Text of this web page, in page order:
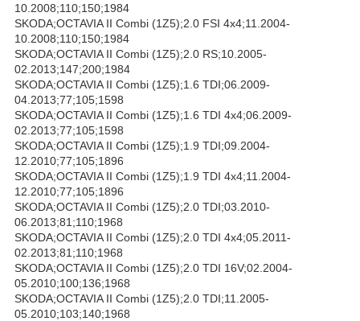
10.2008;110;150;1984
SKODA;OCTAVIA II Combi (1Z5);2.0 FSI 4x4;11.2004-
10.2008;110;150;1984
SKODA;OCTAVIA II Combi (1Z5);2.0 RS;10.2005-
02.2013;147;200;1984
SKODA;OCTAVIA II Combi (1Z5);1.6 TDI;06.2009-
04.2013;77;105;1598
SKODA;OCTAVIA II Combi (1Z5);1.6 TDI 4x4;06.2009-
02.2013;77;105;1598
SKODA;OCTAVIA II Combi (1Z5);1.9 TDI;09.2004-
12.2010;77;105;1896
SKODA;OCTAVIA II Combi (1Z5);1.9 TDI 4x4;11.2004-
12.2010;77;105;1896
SKODA;OCTAVIA II Combi (1Z5);2.0 TDI;03.2010-
06.2013;81;110;1968
SKODA;OCTAVIA II Combi (1Z5);2.0 TDI 4x4;05.2011-
02.2013;81;110;1968
SKODA;OCTAVIA II Combi (1Z5);2.0 TDI 16V;02.2004-
05.2010;100;136;1968
SKODA;OCTAVIA II Combi (1Z5);2.0 TDI;11.2005-
05.2010;103;140;1968